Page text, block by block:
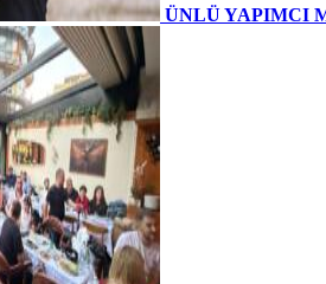
ÜNLÜ YAPIMCI